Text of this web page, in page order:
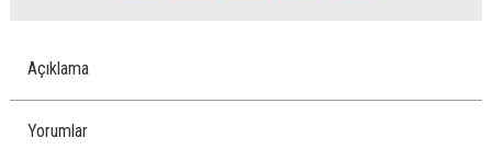
Açıklama
Yorumlar